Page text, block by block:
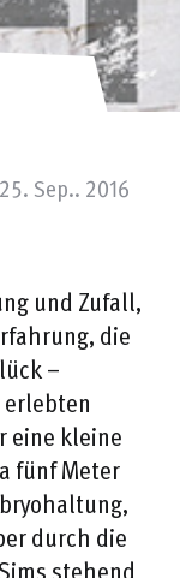
25. Sep.. 2016
und Zufall,
die
–
eine kleine
fünf Meter
durch die
stehend